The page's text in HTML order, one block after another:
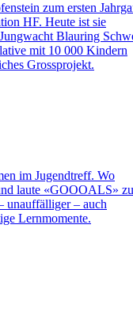
zum ersten
HF. Heute ist sie
Blauring
mit 10 000 Kindern
Grossprojekt.
im Jugendtreff. Wo
laute «GOOOALS»
unauffälliger – auch
Lernmomente.